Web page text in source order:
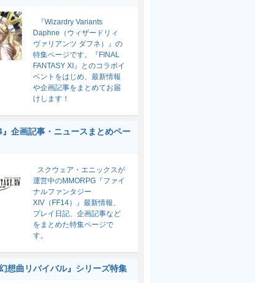
『Wizardry Variants
Daphne（ウィザードリィ
ヴァリアンツ ダフネ）』の
特集ページです。『FINAL
FANTASY XI』とのコラボイ
ベントをはじめ、最新情報
や企画記事をまとめてお届
けします！
』企画記事・ニュースまとめペー
スクウェア・エニックスが
運営中のMMORPG『ファイ
ナルファンタジー
XIV（FF14）』最新情報、
プレイ日記、企画記事など
をまとめた特集ページで
す。
幻想曲リバイバル』シリーズ特集